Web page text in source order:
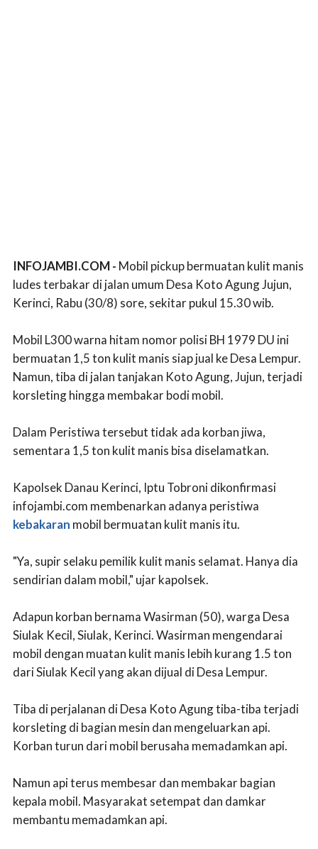
INFOJAMBI.COM - Mobil pickup bermuatan kulit manis
ludes terbakar di jalan umum Desa Koto Agung Jujun,
Kerinci, Rabu (30/8) sore, sekitar pukul 15.30 wib.
Mobil L300 warna hitam nomor polisi BH 1979 DU ini
bermuatan 1,5 ton kulit manis siap jual ke Desa Lempur.
Namun, tiba di jalan tanjakan Koto Agung, Jujun, terjadi
korsleting hingga membakar bodi mobil.
Dalam Peristiwa tersebut tidak ada korban jiwa,
sementara 1,5 ton kulit manis bisa diselamatkan.
Kapolsek Danau Kerinci, Iptu Tobroni dikonfirmasi
infojambi.com membenarkan adanya peristiwa
kebakaran mobil bermuatan kulit manis itu.
"Ya, supir selaku pemilik kulit manis selamat. Hanya dia
sendirian dalam mobil," ujar kapolsek.
Adapun korban bernama Wasirman (50), warga Desa
Siulak Kecil, Siulak, Kerinci. Wasirman mengendarai
mobil dengan muatan kulit manis lebih kurang 1.5 ton
dari Siulak Kecil yang akan dijual di Desa Lempur.
Tiba di perjalanan di Desa Koto Agung tiba-tiba terjadi
korsleting di bagian mesin dan mengeluarkan api.
Korban turun dari mobil berusaha memadamkan api.
Namun api terus membesar dan membakar bagian
kepala mobil. Masyarakat setempat dan damkar
membantu memadamkan api.